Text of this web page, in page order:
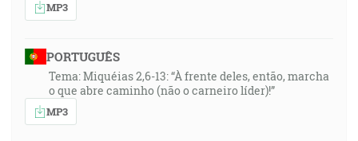
MP3
PORTUGUÊS
Tema: Miquéias 2,6-13: “À frente deles, então, marcha
o que abre caminho (não o carneiro líder)!”
MP3